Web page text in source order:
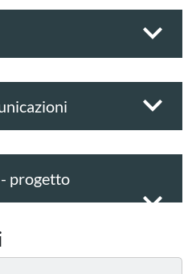
- progetto